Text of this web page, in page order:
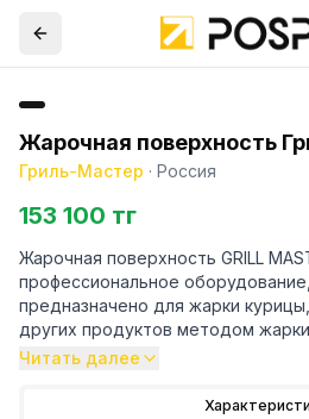
Жарочная поверхность
Гриль-Мастер · Россия
153 100 тг
Жарочная поверхность GRILL
профессиональное
предназначено для жарки
других продуктов методом
общественного питания и
поверхность, низкое
Читать далее